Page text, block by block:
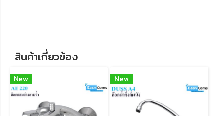
สินค้าเกี่ยวข้อง
New New